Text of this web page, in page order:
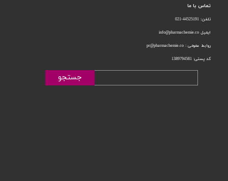
تماس با ما
تلفن: 44525191-021
ایمیل info@pharmachemie.co
روابط عمومی : pr@pharmachemie.co
کد پستی: 1389794581
جستجو